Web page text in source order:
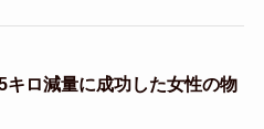
ロ減量に成功した女性の物